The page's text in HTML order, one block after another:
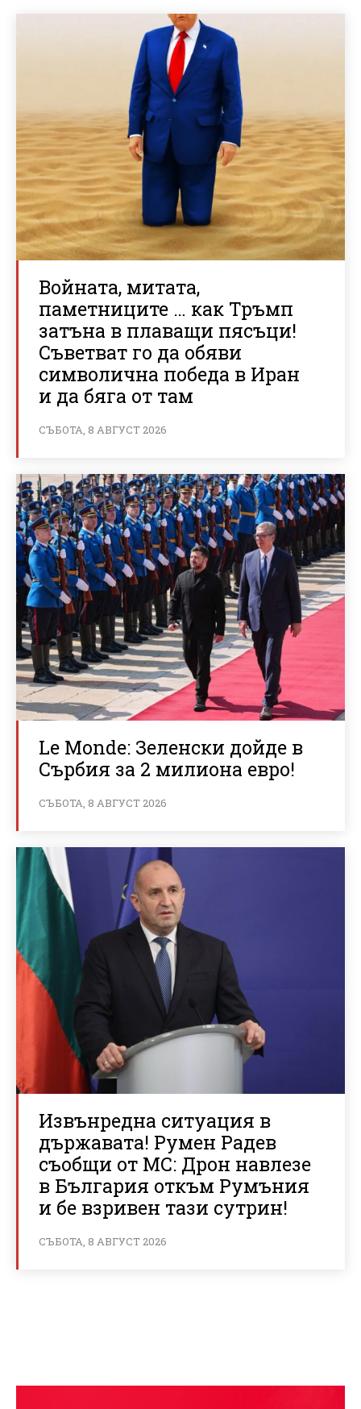
Войната, митата,
паметниците … как Тръмп
затъна в плаващи пясъци!
Съветват го да обяви
символична победа в Иран
и да бяга от там
СЪБОТА, 8 АВГУСТ 2026
Le Monde: Зеленски дойде в
Сърбия за 2 милиона евро!
СЪБОТА, 8 АВГУСТ 2026
Извънредна ситуация в
държавата! Румен Радев
съобщи от МС: Дрон навлезе
в България откъм Румъния
и бе взривен тази сутрин!
СЪБОТА, 8 АВГУСТ 2026